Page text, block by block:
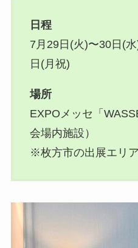
日程
7月29日(火)〜30日(
日(月祝)
場所
EXPOメッセ「
会場内施設）
※枚方市の出展エリ